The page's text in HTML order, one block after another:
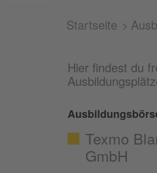
Startseite
Hier findest du
Texmo
GmbH